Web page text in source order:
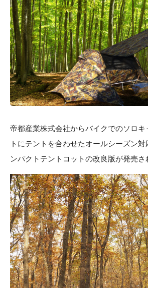
帝都産業株式会社からバイクでのソロキ
トにテントを合わせたオールシーズン対
ンパクトテントコットの改良版が発売さ